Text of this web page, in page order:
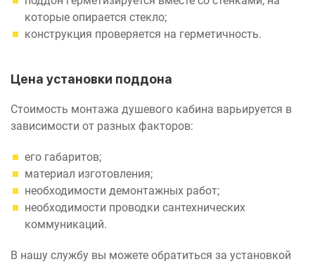
которые опирается стекло;
конструкция проверяется на герметичность.
Цена установки поддона
Стоимость монтажа душевого кабина варьируется в
зависимости от разных факторов:
его габаритов;
материал изготовления;
необходимости демонтажных работ;
необходимости проводки сантехнических
коммуникаций.
В нашу службу вы можете обратиться за установкой